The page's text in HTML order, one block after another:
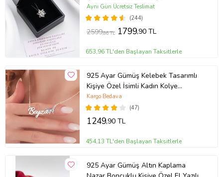
(244)
Aynı Gün Ücretsiz Teslimat
2599,86 TL 1799,90 TL
653,96 TL'den Başlayan Taksitlerle
925 Ayar Gümüş Kelebek Tasarımlı
Kişiye Özel İsimli Kadın Kolye
Anneye Hediye,Sevgiliye
Hediye,Arkadaşa Hediye,Doğum
Günü Hediyesi,Eşe Hediye
(47)
Kargo Bedava
1249,90 TL
454,13 TL'den Başlayan Taksitlerle
925 Ayar Gümüş Altın Kaplama